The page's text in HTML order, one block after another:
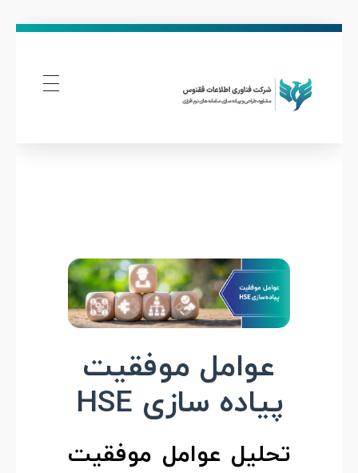
عوامل موفقیت
پیاده‌ سازی HSE
تحلیل عوامل موفقیت